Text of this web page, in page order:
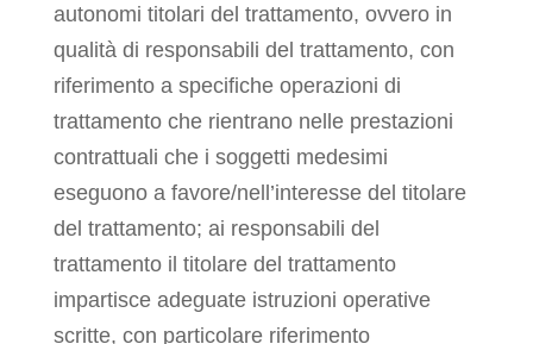
autonomi titolari del trattamento, ovvero in
qualità di responsabili del trattamento, con
riferimento a specifiche operazioni di
trattamento che rientrano nelle prestazioni
contrattuali che i soggetti medesimi
eseguono a favore/nell’interesse del titolare
del trattamento; ai responsabili del
trattamento il titolare del trattamento
impartisce adeguate istruzioni operative
scritte, con particolare riferimento